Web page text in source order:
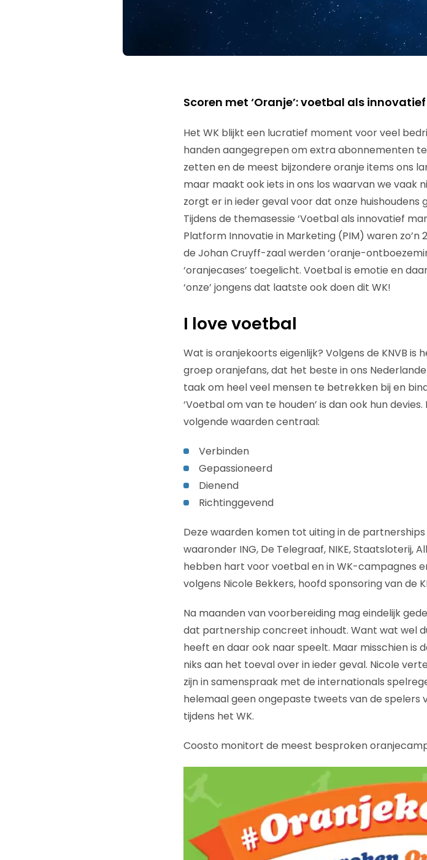
Scoren met ‘Oranje’: voetbal als
Het WK blijkt een lucratief moment voor veel
handen aangegrepen om extra abonnementen
zetten en de meest bijzondere oranje items ons
maar maakt ook iets in ons los waarvan we vaak
zorgt er in ieder geval voor dat onze huishoudens
Tijdens de themasessie ‘Voetbal als innovatief
Platform Innovatie in Marketing (PIM) waren zo’n
de Johan Cruyff-zaal werden ‘oranje-
‘oranjecases’ toegelicht. Voetbal is emotie en
‘onze’ jongens dat laatste ook doen dit WK!
I love voetbal
Wat is oranjekoorts eigenlijk? Volgens de KNVB
groep oranjefans, dat het beste in ons
taak om heel veel mensen te betrekken bij en
‘Voetbal om van te houden’ is dan ook hun
volgende waarden centraal:
Verbinden
Gepassioneerd
Dienend
Richtinggevend
Deze waarden komen tot uiting in de
waaronder ING, De Telegraaf, NIKE, Staatsloterij,
hebben hart voor voetbal en in WK-campagnes
volgens Nicole Bekkers, hoofd sponsoring van de
Na maanden van voorbereiding mag eindelijk
dat partnership concreet inhoudt. Want wat wel
heeft en daar ook naar speelt. Maar misschien is
niks aan het toeval over in ieder geval. Nicole
zijn in samenspraak met de internationals
helemaal geen ongepaste tweets van de
tijdens het WK.
Coosto monitort de meest besproken